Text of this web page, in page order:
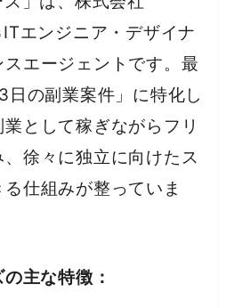
エンジニア・デザイナ
エージェントです。最
の副業案件」に特化し
として稼ぎながらフリ
徐々に独立に向けたス
仕組みが整っていま
主な特徴：